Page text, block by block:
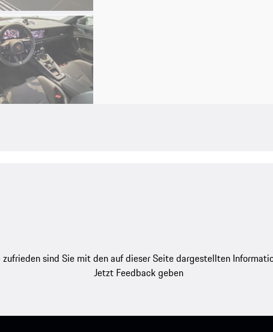
sind Sie mit den auf dieser Seite dargestellten
Jetzt Feedback geben